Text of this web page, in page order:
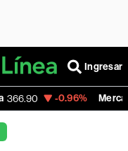
Ingresar
-0.96% MercadoLibre